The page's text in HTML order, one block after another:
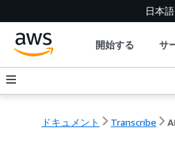
日本語
開始する サ
ドキュメント Transcribe